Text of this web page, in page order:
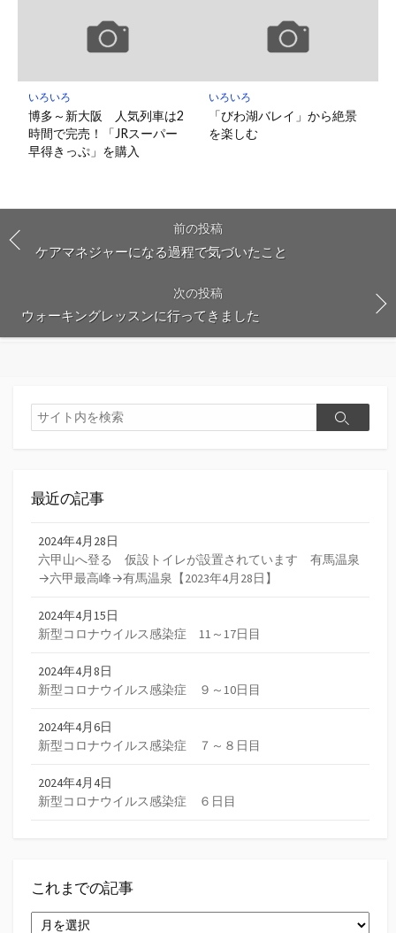
いろいろ
博多～新大阪 人気列車は2
時間で完売！「JRスーパー
早得きっぷ」を購入
いろいろ
「びわ湖バレイ」から絶景
を楽しむ
前の投稿
ケアマネジャーになる過程で気づいたこと
次の投稿
ウォーキングレッスンに行ってきました
検
索
検
最近の記事
2024年4月28日
六甲山へ登る 仮設トイレが設置されています 有馬温泉
→六甲最高峰→有馬温泉【2023年4月28日】
2024年4月15日
新型コロナウイルス感染症 11～17日目
2024年4月8日
新型コロナウイルス感染症 ９～10日目
2024年4月6日
新型コロナウイルス感染症 ７～８日目
2024年4月4日
新型コロナウイルス感染症 ６日目
これまでの記事